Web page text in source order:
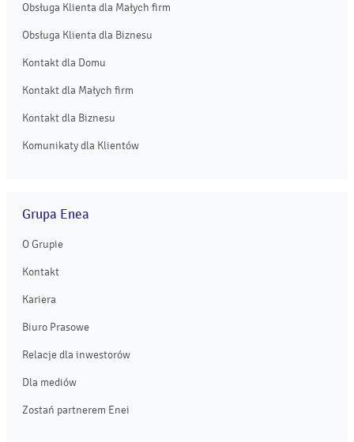
Obsługa Klienta dla Małych firm
Obsługa Klienta dla Biznesu
Kontakt dla Domu
Kontakt dla Małych firm
Kontakt dla Biznesu
Komunikaty dla Klientów
Grupa Enea
O Grupie
Kontakt
Kariera
Biuro Prasowe
Relacje dla inwestorów
Dla mediów
Zostań partnerem Enei